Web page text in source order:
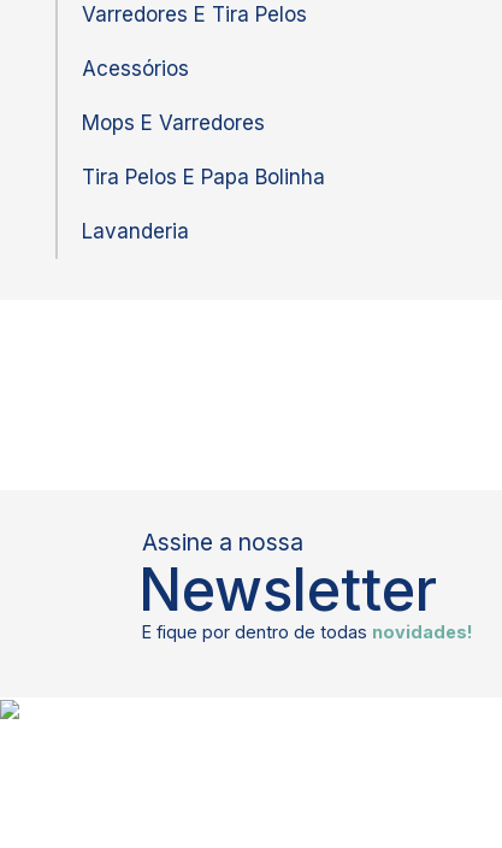
Varredores E Tira Pelos
Acessórios
Mops E Varredores
Tira Pelos E Papa Bolinha
Lavanderia
Assine a nossa
Newsletter
E fique por dentro de todas novidades!